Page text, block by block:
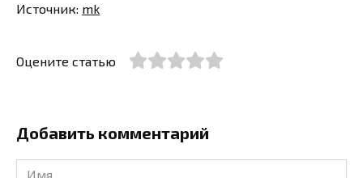
Источник: mk
Оцените статью
Добавить комментарий
Имя